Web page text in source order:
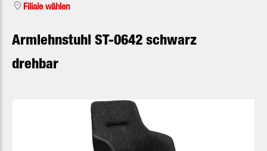
Filiale wählen
Armlehnstuhl ST-0642 schwarz
drehbar
Bildergalerie überspringen